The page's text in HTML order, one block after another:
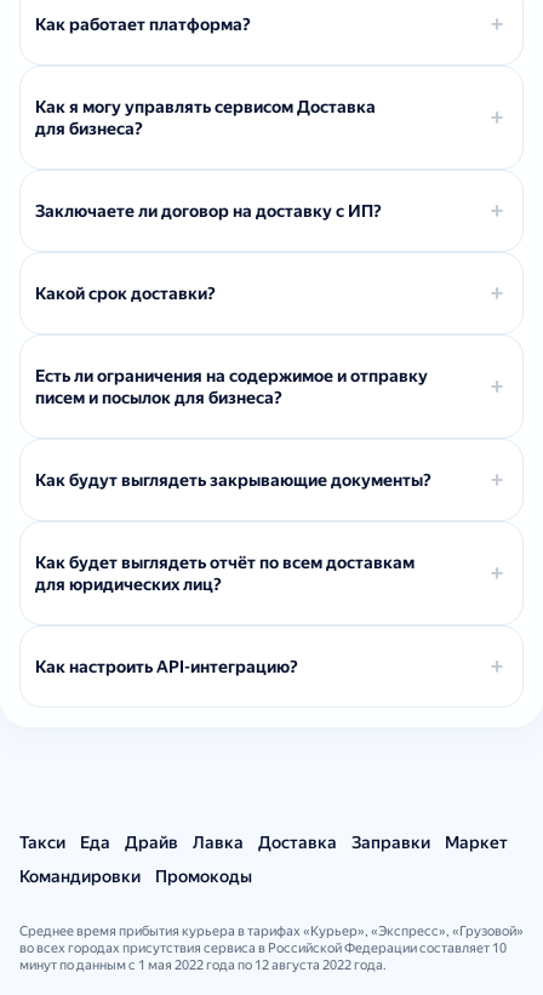
Как работает платформа?
Как я могу управлять сервисом Доставка
для бизнеса?
Заключаете ли договор на доставку с ИП?
Какой срок доставки?
Есть ли ограничения на содержимое и отправку
писем и посылок для бизнеса?
Как будут выглядеть закрывающие документы?
Как будет выглядеть отчёт по всем доставкам
для юридических лиц?
Как настроить API-интеграцию?
Такси Еда Драйв Лавка Доставка Заправки
Маркет
Командировки
Промокоды
Среднее время прибытия курьера в тарифах «Курьер», «Экспресс», «Грузовой»
во всех городах присутствия сервиса в Российской Федерации составляет 10
минут по данным с 1 мая 2022 года по 12 августа 2022 года.